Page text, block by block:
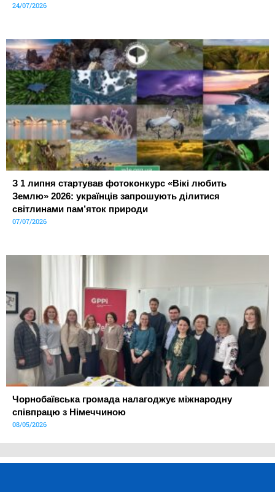
24/07/2026
З 1 липня стартував фотоконкурс «Вікі любить
Землю» 2026: українців запрошують ділитися
світлинами пам’яток природи
07/07/2026
Чорнобаївська громада налагоджує міжнародну
співпрацю з Німеччиною
08/05/2026